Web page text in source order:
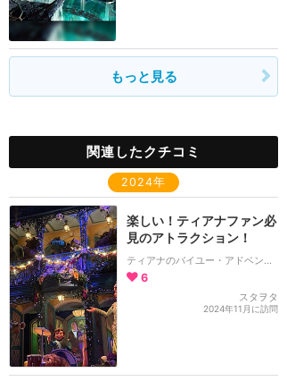
もっと見る
関連したクチコミ
2024年
楽しい！ティアナファン必
見のアトラクション！
ティアナのバイユー・アドベンチャー
6
スタヲタ
2024年11月に訪問